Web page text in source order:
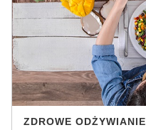
ZDROWE ODŻYWIANIE